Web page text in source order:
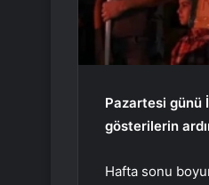
Pazartesi günü
gösterilerin
Hafta sonu